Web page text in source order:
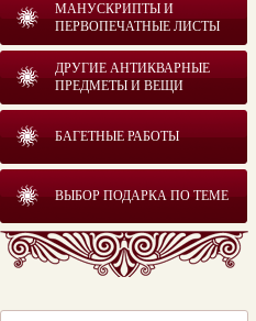
МАНУСКРИПТЫ И
ПЕРВОПЕЧАТНЫЕ ЛИСТЫ
ДРУГИЕ АНТИКВАРНЫЕ
ПРЕДМЕТЫ И ВЕЩИ
БАГЕТНЫЕ РАБОТЫ
ВЫБОР ПОДАРКА ПО ТЕМЕ